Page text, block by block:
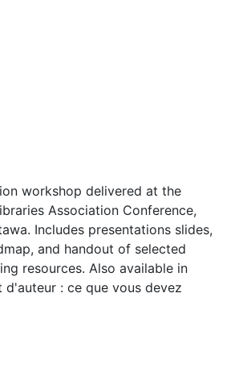
workshop delivered at the
Association Conference,
Includes presentations slides,
and handout of selected
resources. Also available in
d'auteur : ce que vous devez